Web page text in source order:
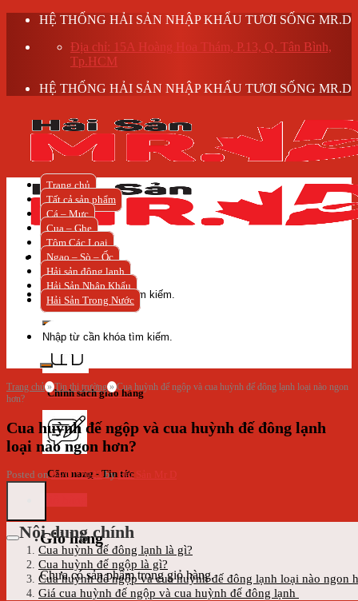
Skip
content
HỆ THỐNG HẢI SẢN NHẬP KHẨU TƯƠI SỐNG MR.D
Địa chỉ: 15A Hoàng Hoa Thám, P.13, Q. Tân Bình,
Tp.HCM
HỆ THỐNG HẢI SẢN NHẬP KHẨU TƯƠI SỐNG MR.D
Tìm
kiếm:
Chính sách giao hàng
Cẩm nang - Tin tức
Giỏ hàng
Chưa có sản phẩm trong giỏ hàng.
Trang chủ
Tất cả sản phẩm
Cá – Mực
Cua – Ghẹ
Tôm Các Loại
Ngao – Sò – Ốc
Hải sản đông lạnh
Hải Sản Nhập Khẩu
Hải Sản Trong Nước
Tìm
kiếm:
Trang chủ»Tin thị trường»Cua huỳnh đế ngộp và cua huỳnh đế đông lạnh loại nào ngon
hơn?
Cua huỳnh đế ngộp và cua huỳnh đế đông lạnh
loại nào ngon hơn?
Posted on04/01/2023by Hải Sản Mr D
Nội dung chính
Cua huỳnh đế đông lạnh là gì?
Cua huỳnh đế ngộp là gì?
Cua huỳnh đế ngộp và cua huỳnh đế đông lạnh loại nào ngon
Giá cua huỳnh đế ngộp và cua huỳnh đế đông lạnh